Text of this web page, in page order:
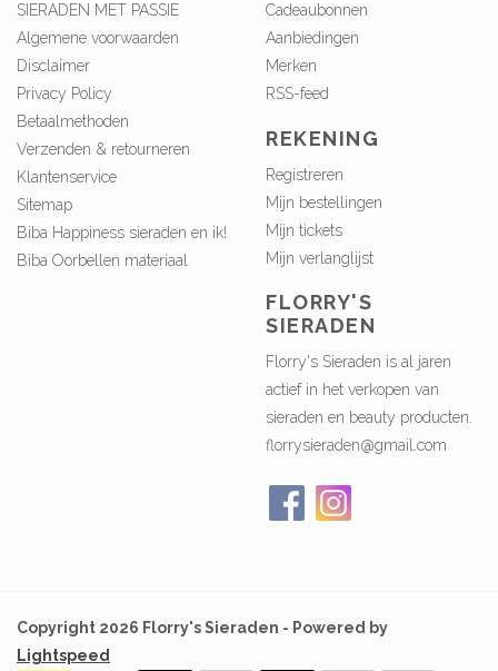
SIERADEN MET PASSIE
Algemene voorwaarden
Disclaimer
Privacy Policy
Betaalmethoden
Verzenden & retourneren
Klantenservice
Sitemap
Biba Happiness sieraden en ik!
Biba Oorbellen materiaal
Cadeaubonnen
Aanbiedingen
Merken
RSS-feed
REKENING
Registreren
Mijn bestellingen
Mijn tickets
Mijn verlanglijst
FLORRY'S
SIERADEN
Florry's Sieraden is al jaren
actief in het verkopen van
sieraden en beauty producten.
florrysieraden@gmail.com
Copyright 2026 Florry's Sieraden - Powered by
Lightspeed